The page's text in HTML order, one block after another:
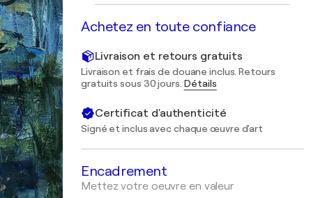
Achetez en toute confiance
Livraison et retours gratuits
Livraison et frais de douane inclus. Retours
gratuits sous 30 jours. Détails
Certificat d'authenticité
Signé et inclus avec chaque œuvre d'art
Encadrement
Mettez votre oeuvre en valeur